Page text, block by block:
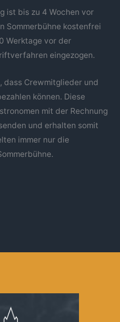
ist bis zu 4 Wochen vor
Sommerbühne kostenfrei
Werktage vor der
eingezogen.
dass Crewmitglieder und
können. Diese
mit der Rechnung
und erhalten somit
immer nur die